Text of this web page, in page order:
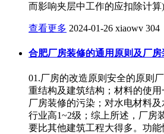
而影响夹层中工作的应扣除计算
查看更多 2024-01-26 xiaowv 304
合肥厂房装修的通用原则及厂
01.厂房的改造原则安全的原则
重结构及建筑结构；材料的使
厂房装修的污染；对水电材料
行业高1~2级；综上所述，厂房
要比其他建筑工程大得多。功